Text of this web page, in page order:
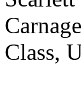
Class,